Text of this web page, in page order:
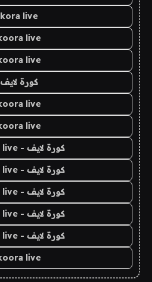
kora live
live
live
كورة لايف
live
live
كورة لايف - koora live
كورة لايف - koora live
كورة لايف - koora live
كورة لايف - koora live
كورة لايف - koora live
live